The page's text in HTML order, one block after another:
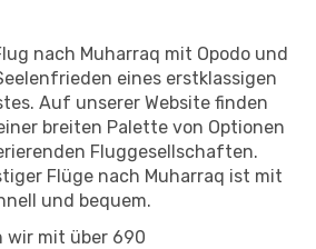
nach Muharraq mit Opodo und
eines erstklassigen
Auf unserer Website finden
breiten Palette von Optionen
Fluggesellschaften.
Flüge nach Muharraq ist mit
und bequem.
wir mit über 690